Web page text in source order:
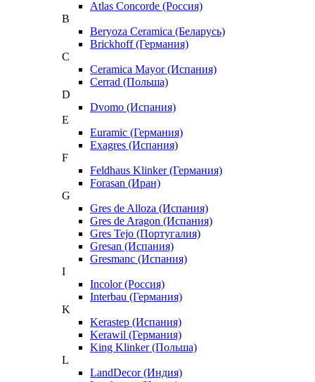
Atlas Concorde (Россия)
B
Beryoza Ceramica (Беларусь)
Brickhoff (Германия)
C
Ceramica Mayor (Испания)
Cerrad (Польша)
D
Dvomo (Испания)
E
Euramic (Германия)
Exagres (Испания)
F
Feldhaus Klinker (Германия)
Forasan (Иран)
G
Gres de Alloza (Испания)
Gres de Aragon (Испания)
Gres Tejo (Португалия)
Gresan (Испания)
Gresmanc (Испания)
I
Incolor (Россия)
Interbau (Германия)
K
Kerastep (Испания)
Kerawil (Германия)
King Klinker (Польша)
L
LandDecor (Индия)